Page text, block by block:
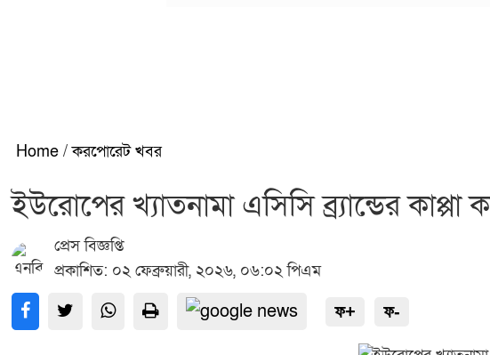
Home / করপোরেট খবর
ইউরোপের খ্যাতনামা এসিসি ব্র্যান্ডের
প্রেস বিজ্ঞপ্তি
প্রকাশিত: ০২ ফেব্রুয়ারী, ২০২৬, ০৬:০২ পিএম
ফ+ ফ-